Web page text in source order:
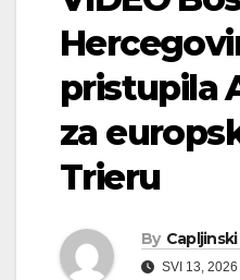
pristupila
za
Trieru
By
SVI 13, 2026